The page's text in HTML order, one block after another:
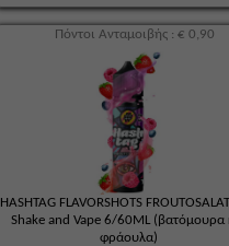
HASHTAG FLAVORSHOTS
Shake and Vape 6/60ML (βατόμουρα
φράουλα)
Πόντοι Ανταμοιβής : € 0,90